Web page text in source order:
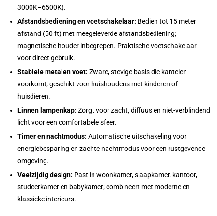
3000K–6500K).
Afstandsbediening en voetschakelaar: Bedien tot 15 meter
afstand (50 ft) met meegeleverde afstandsbediening;
magnetische houder inbegrepen. Praktische voetschakelaar
voor direct gebruik.
Stabiele metalen voet: Zware, stevige basis die kantelen
voorkomt; geschikt voor huishoudens met kinderen of
huisdieren.
Linnen lampenkap: Zorgt voor zacht, diffuus en niet-verblindend
licht voor een comfortabele sfeer.
Timer en nachtmodus: Automatische uitschakeling voor
energiebesparing en zachte nachtmodus voor een rustgevende
omgeving.
Veelzijdig design: Past in woonkamer, slaapkamer, kantoor,
studeerkamer en babykamer; combineert met moderne en
klassieke interieurs.